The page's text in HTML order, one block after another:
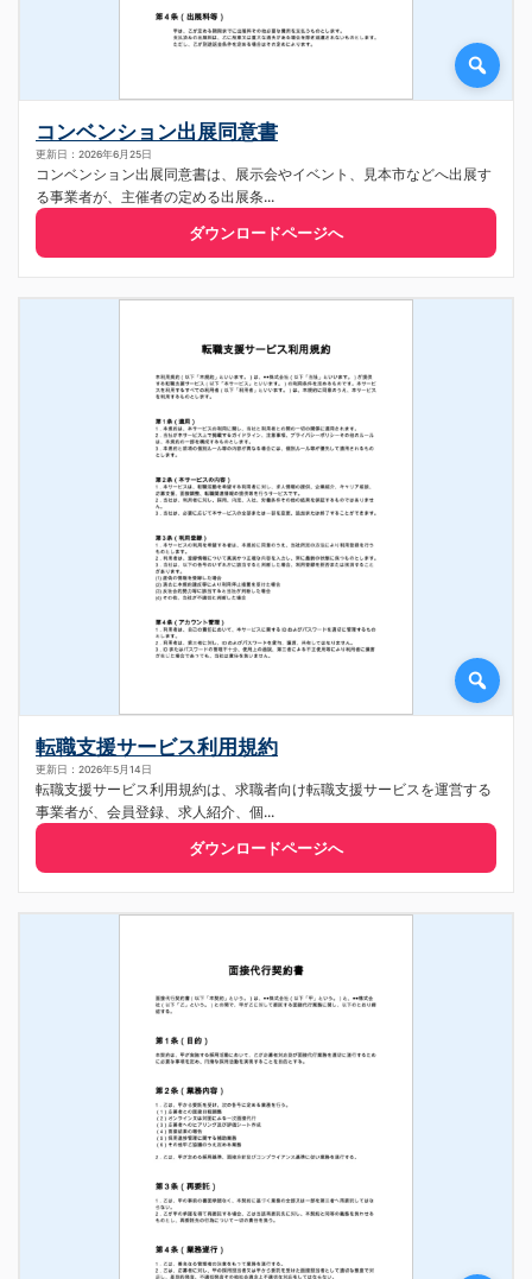
コンベンション出展同意書
更新日：2026年6月25日
コンベンション出展同意書は、展示会やイベント、見本市などへ出展す
る事業者が、主催者の定める出展条...
ダウンロードページへ
転職支援サービス利用規約
更新日：2026年5月14日
転職支援サービス利用規約は、求職者向け転職支援サービスを運営する
事業者が、会員登録、求人紹介、個...
ダウンロードページへ